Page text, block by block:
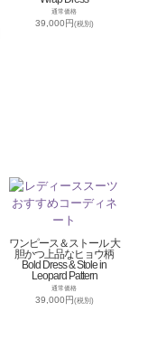
通常価格
39,000円(税別)
ワンピース＆ストール 大
胆かつ上品なヒョウ柄
Bold Dress & Stole in
Leopard Pattern
通常価格
39,000円(税別)